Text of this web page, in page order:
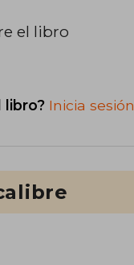
el libro
libro? Inicia sesión